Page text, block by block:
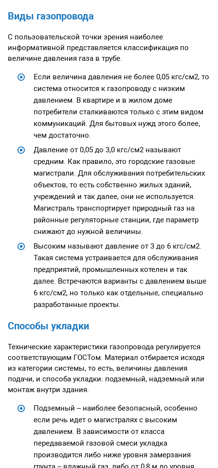
Виды газопровода
С пользовательской точки зрения наиболее
информативной представляется классификация по
величине давления газа в трубе.
Если величина давления не более 0,05 кгс/см2, то
система относится к газопроводу с низким
давлением. В квартире и в жилом доме
потребители сталкиваются только с этим видом
коммуникаций. Для бытовых нужд этого более,
чем достаточно.
Давление от 0,05 до 3,0 кгс/см2 называют
средним. Как правило, это городские газовые
магистрали. Для обслуживания потребительских
объектов, то есть собственно жилых зданий,
учреждений и так далее, они не используется.
Магистраль транспортирует природный газ на
районные регуляторные станции, где параметр
снижают до нужной величины.
Высоким называют давление от 3 до 6 кгс/см2.
Такая система устраивается для обслуживания
предприятий, промышленных котелен и так
далее. Встречаются варианты с давлением выше
6 кгс/см2, но только как отдельные, специально
разработанные проекты.
Способы укладки
Технические характеристики газопровода регулируется
соответствующим ГОСТом. Материал отбирается исходя
из категории системы, то есть, величины давления
подачи, и способа укладки: подземный, надземный или
монтаж внутри здания.
Подземный – наиболее безопасный, особенно
если речь идет о магистралях с высоким
давлением. В зависимости от класса
передаваемой газовой смеси укладка
производится либо ниже уровня замерзания